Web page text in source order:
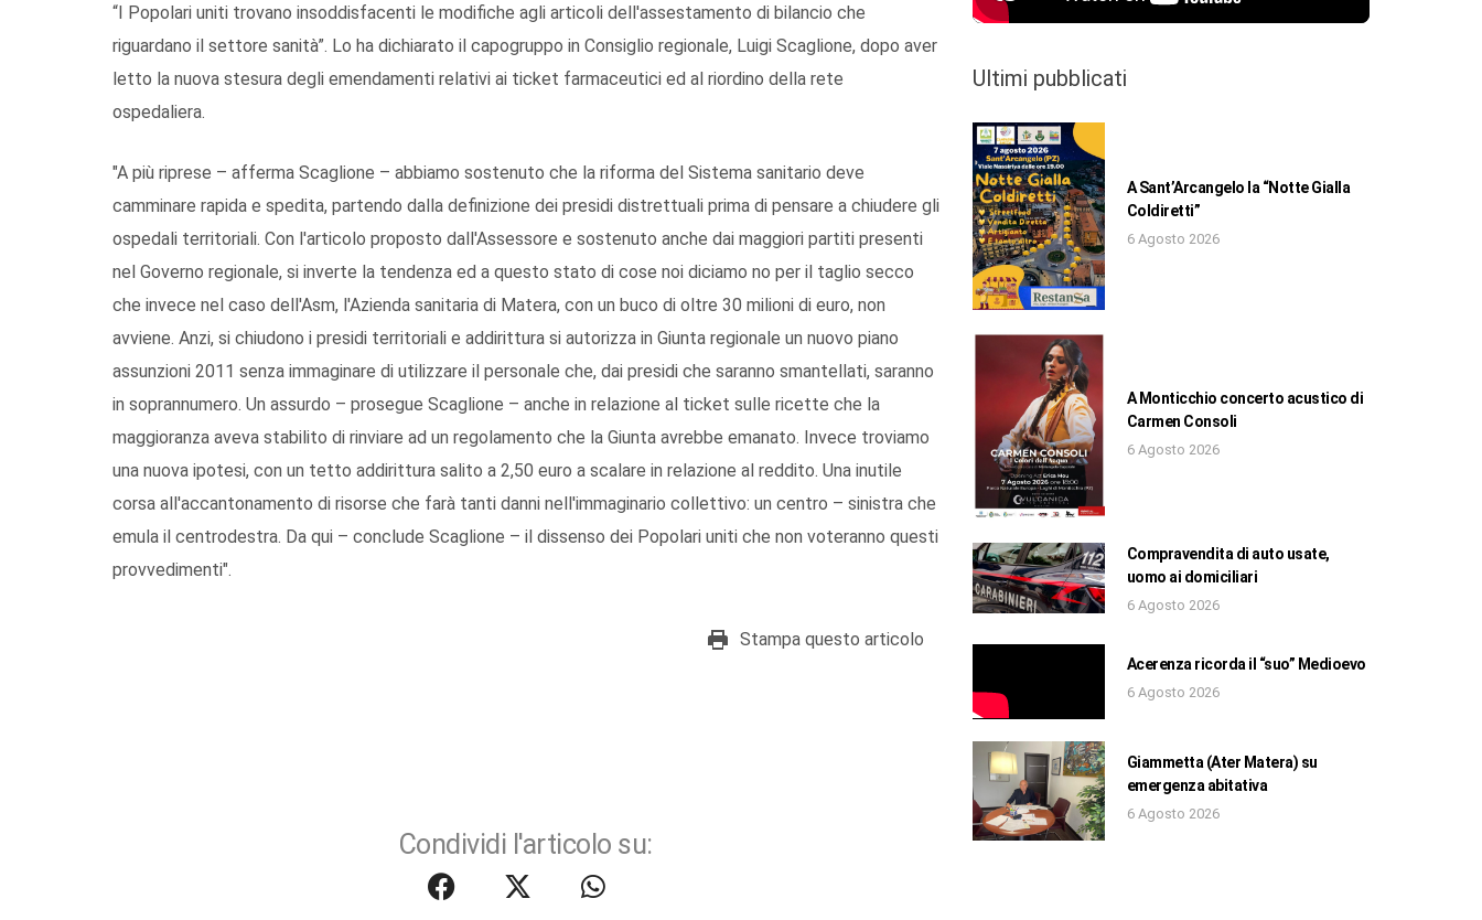
“I Popolari uniti trovano insoddisfacenti le modifiche agli articoli dell'assestamento di bilancio che
riguardano il settore sanità”. Lo ha dichiarato il capogruppo in Consiglio regionale, Luigi Scaglione, dopo aver
letto la nuova stesura degli emendamenti relativi ai ticket farmaceutici ed al riordino della rete
ospedaliera.
"A più riprese – afferma Scaglione – abbiamo sostenuto che la riforma del Sistema sanitario deve
camminare rapida e spedita, partendo dalla definizione dei presidi distrettuali prima di pensare a chiudere gli
ospedali territoriali. Con l'articolo proposto dall'Assessore e sostenuto anche dai maggiori partiti presenti
nel Governo regionale, si inverte la tendenza ed a questo stato di cose noi diciamo no per il taglio secco
che invece nel caso dell'Asm, l'Azienda sanitaria di Matera, con un buco di oltre 30 milioni di euro, non
avviene. Anzi, si chiudono i presidi territoriali e addirittura si autorizza in Giunta regionale un nuovo piano
assunzioni 2011 senza immaginare di utilizzare il personale che, dai presidi che saranno smantellati, saranno
in soprannumero. Un assurdo – prosegue Scaglione – anche in relazione al ticket sulle ricette che la
maggioranza aveva stabilito di rinviare ad un regolamento che la Giunta avrebbe emanato. Invece troviamo
una nuova ipotesi, con un tetto addirittura salito a 2,50 euro a scalare in relazione al reddito. Una inutile
corsa all'accantonamento di risorse che farà tanti danni nell'immaginario collettivo: un centro – sinistra che
emula il centrodestra. Da qui – conclude Scaglione – il dissenso dei Popolari uniti che non voteranno questi
provvedimenti".
Stampa questo articolo
Condividi l'articolo su:
Ultimi pubblicati
A Sant’Arcangelo la “Notte Gialla
Coldiretti”
6 Agosto 2026
A Monticchio concerto acustico di
Carmen Consoli
6 Agosto 2026
Compravendita di auto usate,
uomo ai domiciliari
6 Agosto 2026
Acerenza ricorda il “suo” Medioevo
6 Agosto 2026
Giammetta (Ater Matera) su
emergenza abitativa
6 Agosto 2026